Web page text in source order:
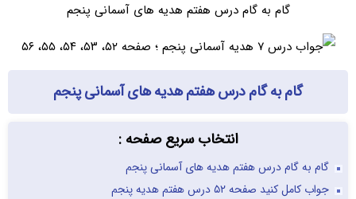
گام به گام درس هفتم هدیه های آسمانی پنجم
گام به گام درس هفتم هدیه های آسمانی پنجم
انتخاب سریع صفحه :
گام به گام درس هفتم هدیه های آسمانی پنجم
جواب کامل کنید صفحه ۵۲ درس هفتم هدیه پنجم